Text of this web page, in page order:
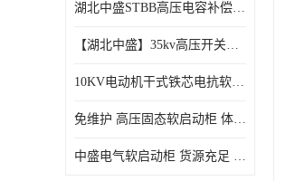
湖北中盛STBB高压电容补偿柜 10kV高压真空接触器自动分组投切电容补偿柜
【湖北中盛】35kv高压开关柜厂家直销 ​KYN61-40.5成套开关柜选型
10KV电动机干式铁芯电抗软启动柜 电抗器软启动控制设备
免维护 高压固态软启动柜 体积小、结构紧凑 节能降耗 湖北中盛
中盛电气软启动柜 货源充足 定制一站式服务